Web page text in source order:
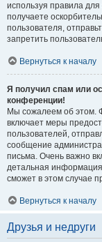
используя правила
получаете
пользователя,
запретить
Вернуться к началу
Я получил спам или
конференции!
Мы сожалеем об этом.
включает меры
пользователей,
сообщение
письма. Очень важно
детальная
сможет в этом случае
Вернуться к началу
Друзья и недруги